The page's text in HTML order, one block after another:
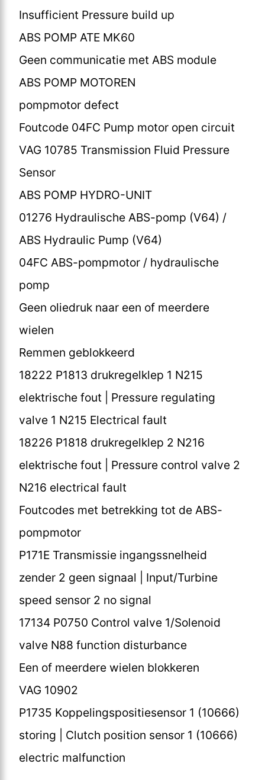
Insufficient Pressure build up
ABS POMP ATE MK60
Geen communicatie met ABS module
ABS POMP MOTOREN
pompmotor defect
Foutcode 04FC Pump motor open circuit
VAG 10785 Transmission Fluid Pressure
Sensor
ABS POMP HYDRO-UNIT
01276 Hydraulische ABS-pomp (V64) /
ABS Hydraulic Pump (V64)
04FC ABS-pompmotor / hydraulische
pomp
Geen oliedruk naar een of meerdere
wielen
Remmen geblokkeerd
18222 P1813 drukregelklep 1 N215
elektrische fout | Pressure regulating
valve 1 N215 Electrical fault
18226 P1818 drukregelklep 2 N216
elektrische fout | Pressure control valve 2
N216 electrical fault
Foutcodes met betrekking tot de ABS-
pompmotor
P171E Transmissie ingangssnelheid
zender 2 geen signaal | Input/Turbine
speed sensor 2 no signal
17134 P0750 Control valve 1/Solenoid
valve N88 function disturbance
Een of meerdere wielen blokkeren
VAG 10902
P1735 Koppelingspositiesensor 1 (10666)
storing | Clutch position sensor 1 (10666)
electric malfunction